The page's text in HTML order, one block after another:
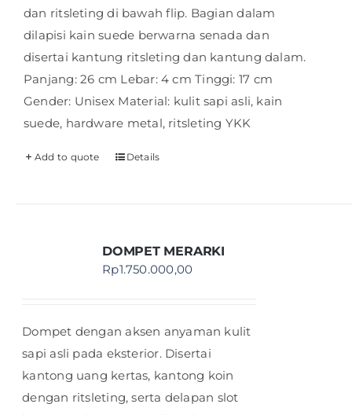
dan ritsleting di bawah flip. Bagian dalam
dilapisi kain suede berwarna senada dan
disertai kantung ritsleting dan kantung dalam.
Panjang: 26 cm Lebar: 4 cm Tinggi: 17 cm
Gender: Unisex Material: kulit sapi asli, kain
suede, hardware metal, ritsleting YKK
Add to quote Details
DOMPET MERARKI
Rp1.750.000,00
Dompet dengan aksen anyaman kulit
sapi asli pada eksterior. Disertai
kantong uang kertas, kantong koin
dengan ritsleting, serta delapan slot